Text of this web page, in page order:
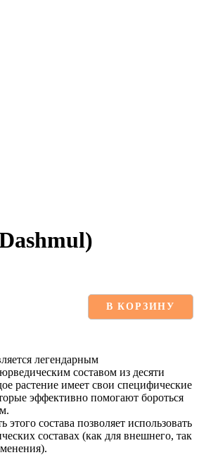
В КОРЗИНУ
легендарным
составом из десяти
растение имеет свои специфические
эффективно помогают бороться
состава позволяет использовать
составах (как для внешнего, так